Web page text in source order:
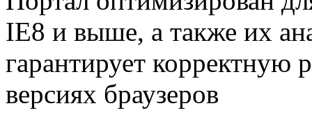
IE8 и выше, а также их
гарантирует корректную
версиях браузеров